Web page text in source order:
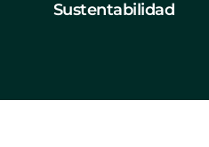
Sustentabilidad